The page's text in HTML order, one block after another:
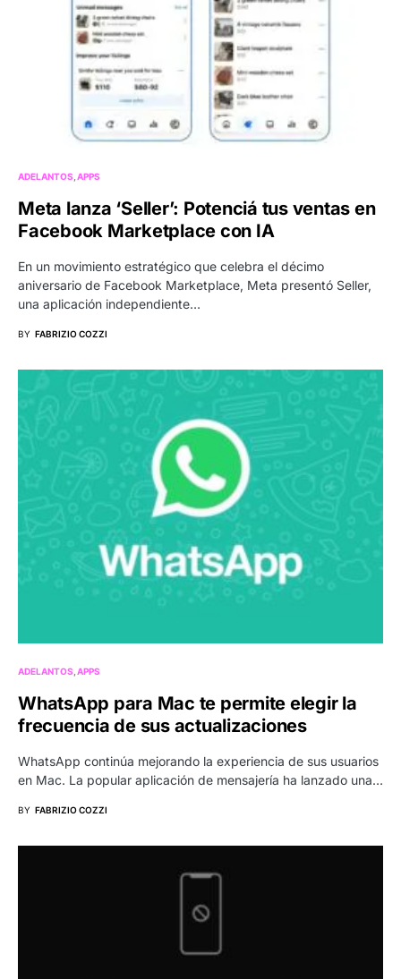
ADELANTOS APPS
Meta lanza ‘Seller’: Potenciá tus ventas en
Facebook Marketplace con IA
En un movimiento estratégico que celebra el décimo
aniversario de Facebook Marketplace, Meta presentó Seller,
una aplicación independiente…
BY FABRIZIO COZZI
ADELANTOS APPS
WhatsApp para Mac te permite elegir la
frecuencia de sus actualizaciones
WhatsApp continúa mejorando la experiencia de sus usuarios
en Mac. La popular aplicación de mensajería ha lanzado una…
BY FABRIZIO COZZI